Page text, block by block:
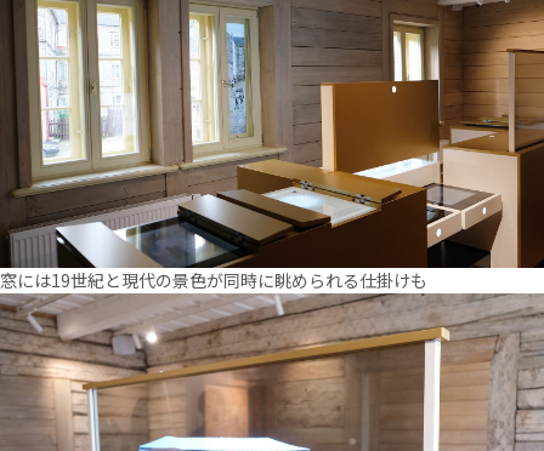
窓には19世紀と現代の景色が同時に眺められる仕掛けも